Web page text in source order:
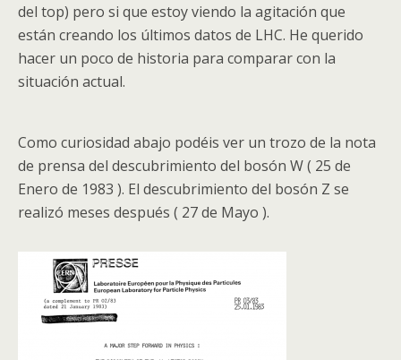
del top) pero si que estoy viendo la agitación que
están creando los últimos datos de LHC. He querido
hacer un poco de historia para comparar con la
situación actual.
Como curiosidad abajo podéis ver un trozo de la nota
de prensa del descubrimiento del bosón W ( 25 de
Enero de 1983 ). El descubrimiento del bosón Z se
realizó meses después ( 27 de Mayo ).